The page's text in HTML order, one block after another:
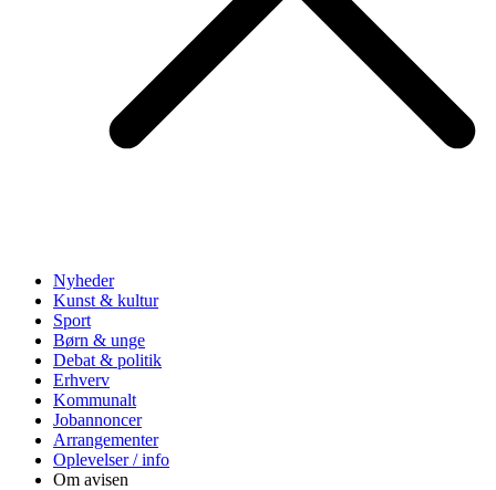
Nyheder
Kunst & kultur
Sport
Børn & unge
Debat & politik
Erhverv
Kommunalt
Jobannoncer
Arrangementer
Oplevelser / info
Om avisen